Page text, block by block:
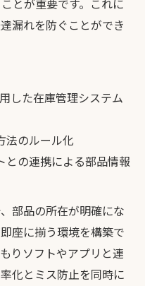
フトで部品管理を効
リ活用による管理の
鈑金塗装現場にも
携を見積もりソフ
へ及ぼす影響とは
直結する部品管理の
とが重要です。これに
漏れを防ぐことができ
した在庫管理システム
法のルール化
との連携による部品情報
部品の所在が明確にな
座に揃う環境を構築で
りソフトやアプリと連
化とミス防止を同時に